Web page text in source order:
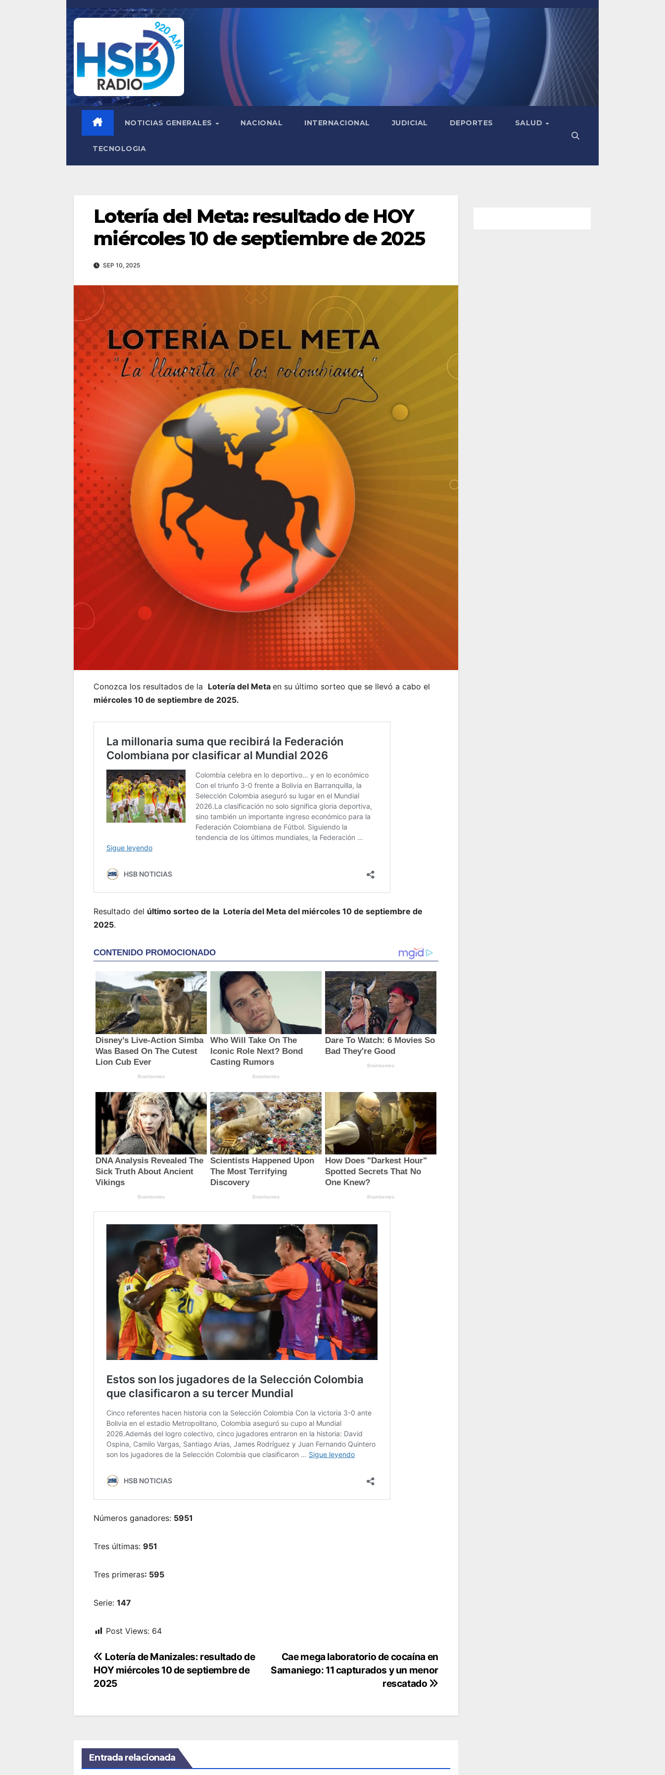
Saltar
NOTICIAS GENERALES NACIONAL INTERNACIONAL JUDICIAL DEPORTES SALUD
TECNOLOGIA
Lotería del Meta: resultado de HOY
miércoles 10 de septiembre de 2025
SEP 10, 2025
Conozca los resultados de la Lotería del Metaen su último sorteo que se llevó a cabo el
miércoles 10 de septiembre de 2025.
Resultado del último sorteo de la Lotería del Metadel miércoles 10 de septiembre de
2025.
Números ganadores: 5951
Tres últimas:951
Tres primeras: 595
Serie:147
Post Views: 64
Navegación
de
Cae mega laboratorio de cocaína en
Samaniego: 11 capturados y un menor
rescatado
Lotería de Manizales: resultado de
HOY miércoles 10 de septiembre de
2025
Entrada relacionada